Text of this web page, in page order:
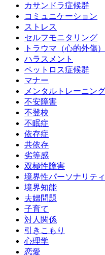
カサンドラ症候群
コミュニケーション
ストレス
セルフモニタリング
トラウマ（心的外傷）
ハラスメント
ペットロス症候群
マナー
メンタルトレーニング
不安障害
不登校
不眠症
依存症
共依存
劣等感
双極性障害
境界性パーソナリテ
境界知能
夫婦問題
子育て
対人関係
引きこもり
心理学
恋愛